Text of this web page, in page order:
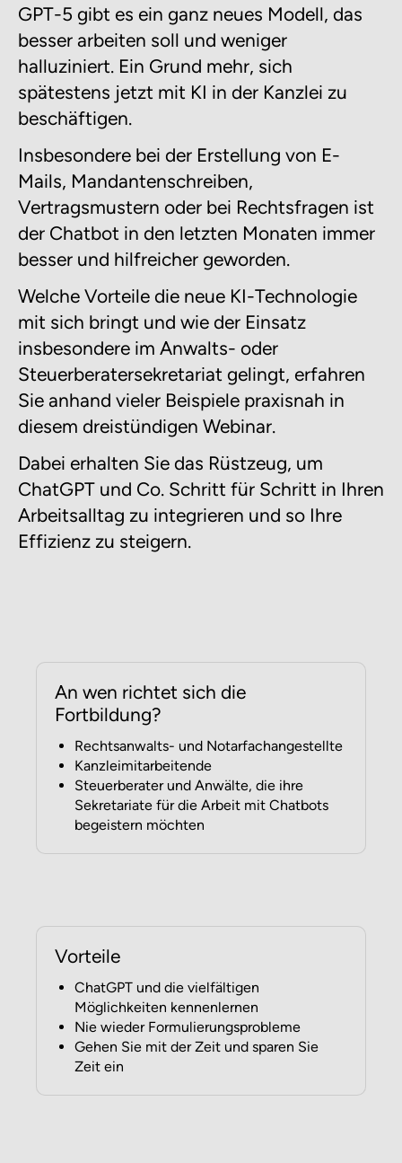
GPT-5 gibt es ein ganz neues Modell, das
besser arbeiten soll und weniger
halluziniert. Ein Grund mehr, sich
spätestens jetzt mit KI in der Kanzlei zu
beschäftigen.
Insbesondere bei der Erstellung von E-
Mails, Mandantenschreiben,
Vertragsmustern oder bei Rechtsfragen ist
der Chatbot in den letzten Monaten immer
besser und hilfreicher geworden.
Welche Vorteile die neue KI-Technologie
mit sich bringt und wie der Einsatz
insbesondere im Anwalts- oder
Steuerberatersekretariat gelingt, erfahren
Sie anhand vieler Beispiele praxisnah in
diesem dreistündigen Webinar.
Dabei erhalten Sie das Rüstzeug, um
ChatGPT und Co. Schritt für Schritt in Ihren
Arbeitsalltag zu integrieren und so Ihre
Effizienz zu steigern.
An wen richtet sich die
Fortbildung?
Rechtsanwalts- und Notarfachangestellte
Kanzleimitarbeitende
Steuerberater und Anwälte, die ihre
Sekretariate für die Arbeit mit Chatbots
begeistern möchten
Vorteile
ChatGPT und die vielfältigen
Möglichkeiten kennenlernen
Nie wieder Formulierungsprobleme
Gehen Sie mit der Zeit und sparen Sie
Zeit ein